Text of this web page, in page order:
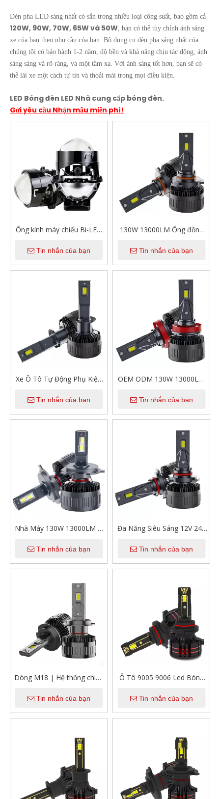
Đèn pha LED sáng nhất có sẵn trong nhiều loại công suất, bao gồm cả
120W, 90W, 70W, 65W và 50W, bạn có thể tùy chỉnh ánh sáng
xe của bạn theo nhu cầu của bạn. Bộ dụng cụ đèn pha sáng nhất của
chúng tôi có bảo hành 1-2 năm, độ bền và khả năng chịu tác động, ánh
sáng sáng và rõ ràng, và một tầm xa. Với ánh sáng tốt hơn, bạn sẽ có
thể lái xe một cách tự tin và thoải mái trong mọi điều kiện.
LED Bóng đèn LED Nhà cung cấp bóng đèn.
Gửi yêu cầu Nhận mẫu miễn phí!
Ống kính máy chiếu Bi-LED
pha ô tô Bộ trang bị thêm
bóng đèn Ống kính máy
cho phụ kiện xe hơi
Tin nhắn của bạn
130W 13000LM Ống đồng
12V H1 H4 H7 H11 9005
9006 Đèn pha Led cho ô tô
Tin nhắn của bạn
Xe Ô Tô Tự Động Phụ Kiện
13000LM 6000K Ô Tô Bóng
Đèn 9005 9006 H1 H4 H7
Tin nhắn của bạn
OEM ODM 130W 13000LM
đèn pha ô tô đa năng Đèn
pha Led tự động
Tin nhắn của bạn
Nhà Máy 130W 13000LM Ô
Đơn Ống Đồng 12V Luce
Para Ô Tô H4 Xi Nhan
Tin nhắn của bạn
Đa Năng Siêu Sáng 12V 24V
Bóng Đèn Led Ô Tô 9005
Tự Động Đèn Pha Led bóng
Tin nhắn của bạn
Dòng M18 | Hệ thống chiếu
ô tô đa năng H1 H4 9005
9006 9012 H11 H7 Bóng
Tin nhắn của bạn
Ô Tô 9005 9006 Led Bóng
5600Lumens 6000K Trắng
Mát IP68 Chống Nước OEM
Tin nhắn của bạn